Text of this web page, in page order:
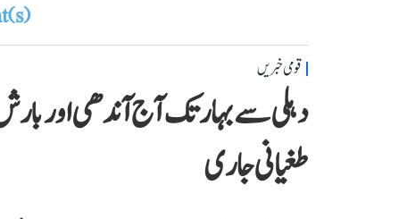
قومی خبریں
دہلی سے بہار تک آج آندھی اور
طغیانی جاری